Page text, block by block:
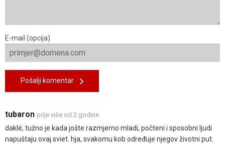
E-mail (opcija)
Pošalji komentar
tubaron prije više od 2 godine
daklë, tužno je kada jošte razmjerno mladi, počteni i sposobni ljudi
napuštaju ovaj sviet. hja, svakomu kob određuje njegov životni put.